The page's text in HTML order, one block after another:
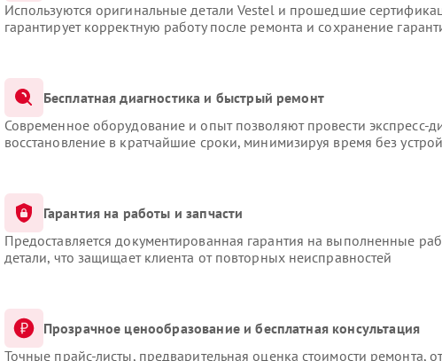
Используются оригинальные детали Vestel и прошедшие
гарантирует корректную работу после ремонта и сохранение
Бесплатная диагностика и быстрый ремонт
Современное оборудование и опыт позволяют провести экспресс-
восстановление в кратчайшие сроки, минимизируя время без
Гарантия на работы и запчасти
Предоставляется документированная гарантия на выполненные
детали, что защищает клиента от повторных неисправностей
Прозрачное ценообразование и бесплатная консультация
Точные прайс-листы, предварительная оценка стоимости ремонта,